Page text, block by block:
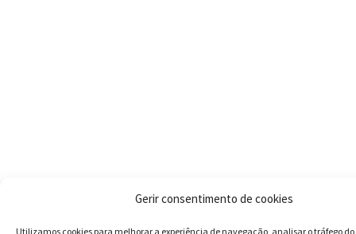
Gerir consentimento de cookies
Utilizamos cookies para melhorar a experiência de navegação, analisar o tráfego do